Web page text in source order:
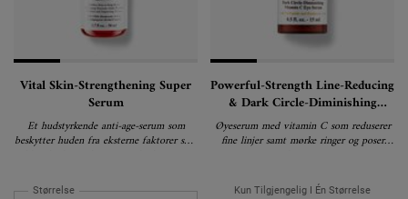
Vital Skin-Strengthening Super
Serum
Et hudstyrkende anti-age-serum som
beskytter huden fra eksterne faktorer som
Størrelse
Powerful-Strength Line-Reducing
& Dark Circle-Diminishing
Vitamin C Eye Serum
Øyeserum med vitamin C som reduserer
fine linjer samt mørke ringer og poser
Kun Tilgjengelig I Én Størrelse